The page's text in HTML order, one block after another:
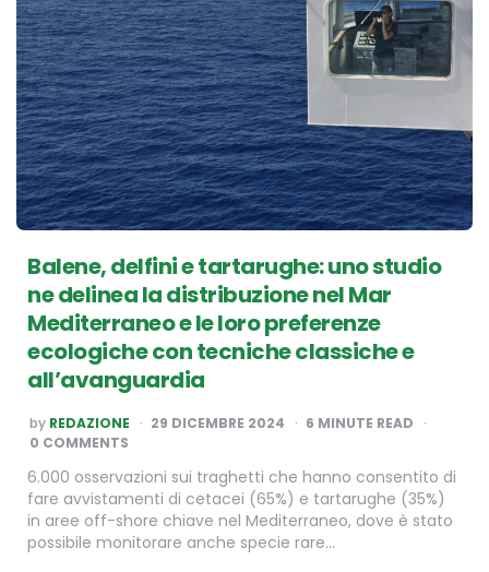
Balene, delfini e tartarughe: uno studio
ne delinea la distribuzione nel Mar
Mediterraneo e le loro preferenze
ecologiche con tecniche classiche e
all’avanguardia
POSTED
BY
by REDAZIONE 29 DICEMBRE 2024 6 MINUTE READ
0 COMMENTS
6.000 osservazioni sui traghetti che hanno consentito di
fare avvistamenti di cetacei (65%) e tartarughe (35%)
in aree off-shore chiave nel Mediterraneo, dove è stato
possibile monitorare anche specie rare…